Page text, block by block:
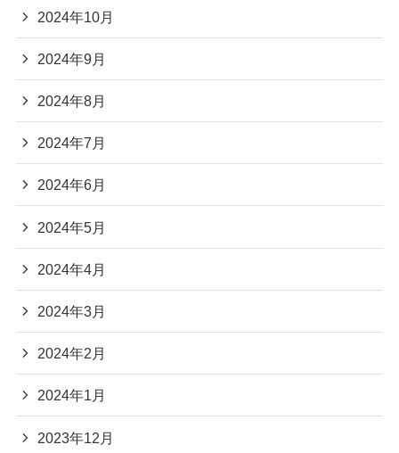
2024年10月
2024年9月
2024年8月
2024年7月
2024年6月
2024年5月
2024年4月
2024年3月
2024年2月
2024年1月
2023年12月